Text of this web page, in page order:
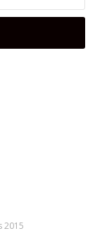
2015